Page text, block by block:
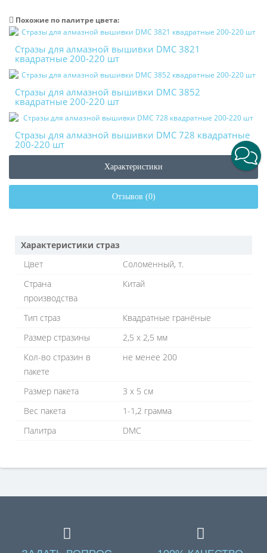
Похожие по палитре цвета:
Стразы для алмазной вышивки DMC 3821
квадратные 200-220 шт
Стразы для алмазной вышивки DMC 3852
квадратные 200-220 шт
Стразы для алмазной вышивки DMC 728 квадратные
200-220 шт
Характеристики
Отзывов (0)
Характеристики страз
Цвет
Соломенный, т.
Страна
производства
Китай
Тип страз
Квадратные гранёные
Размер стразины
2,5 х 2,5 мм
Кол-во стразин в
пакете
не менее 200
Размер пакета
3 х 5 см
Вес пакета
1-1,2 грамма
Палитра
DMC